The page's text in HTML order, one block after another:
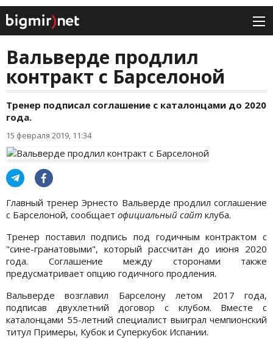
Вальверде продлил
контракт с Барселоной
Тренер подписал соглашение с каталонцами до 2020
года.
15 февраля 2019, 11:34
Главный тренер Эрнесто Вальверде продлил соглашение
с Барселоной, сообщает официальный сайт клуба.
Тренер поставил подпись под годичным контрактом с
"сине-гранатовыми", который рассчитан до июня 2020
года. Соглашение между сторонами также
предусматривает опцию годичного продления.
Вальверде возглавил Барселону летом 2017 года,
подписав двухлетний договор с клубом. Вместе с
каталонцами 55-летний специалист выиграл чемпионский
титул Примеры, Кубок и Суперкубок Испании.